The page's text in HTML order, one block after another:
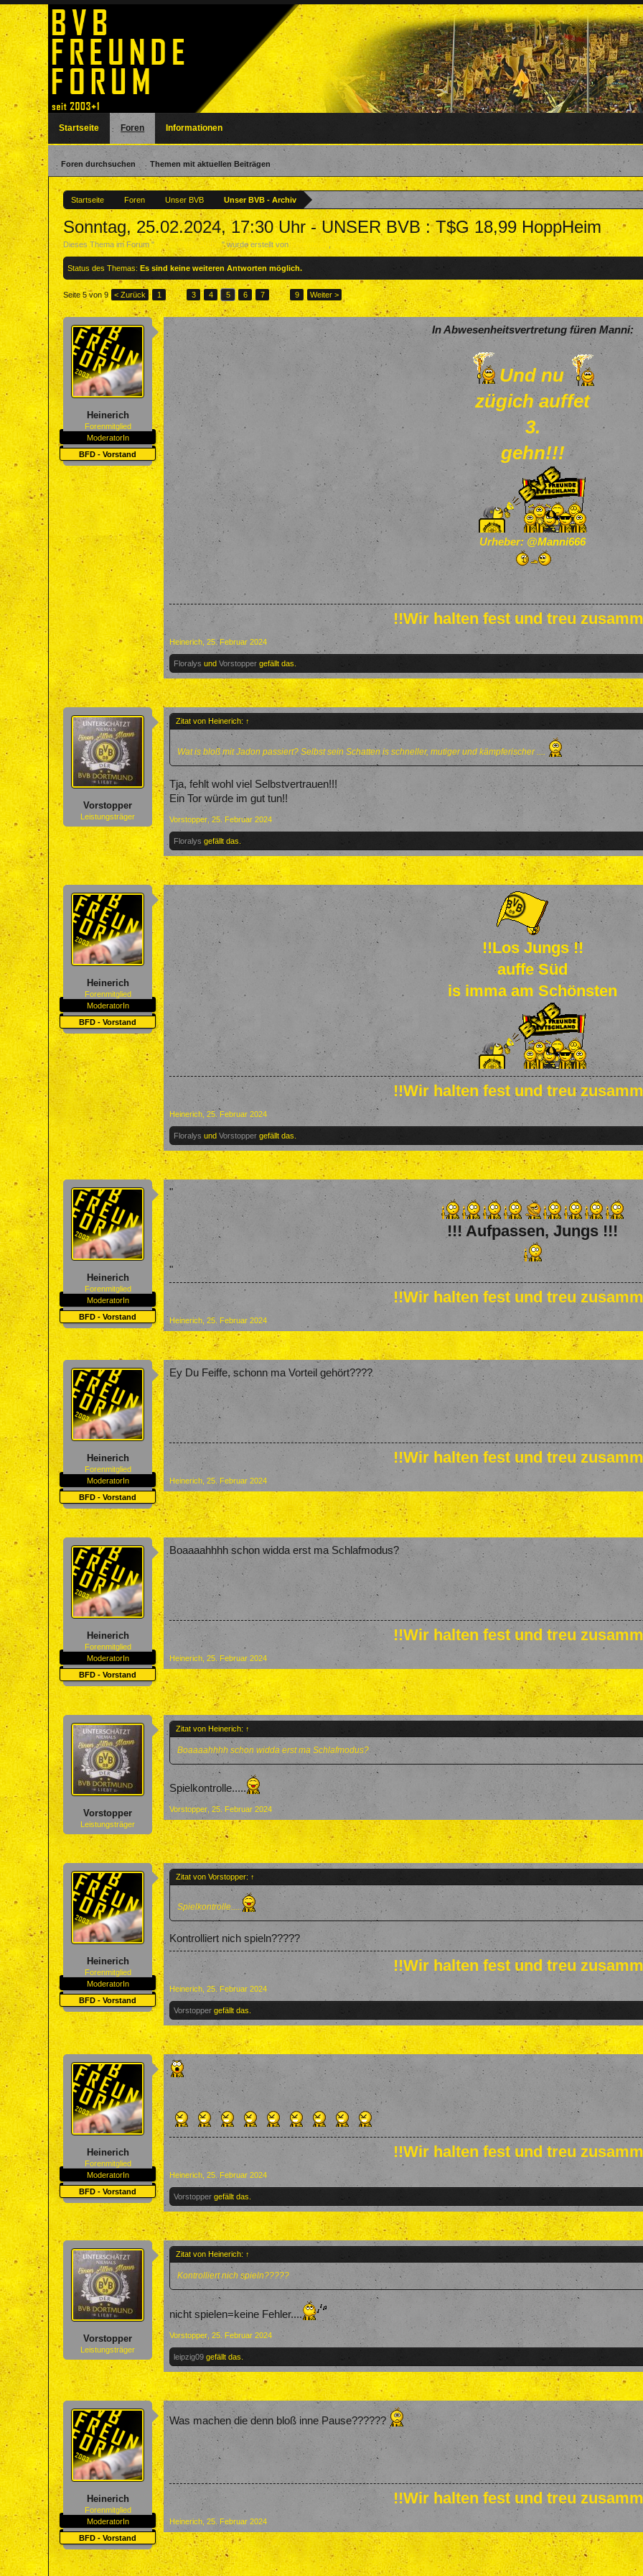
Startseite Foren Unser BVB Unser BVB - Archiv
Sonntag, 25.02.2024, 17:30 Uhr - UNSER BVB : T$G 18,99 HoppHeim
Dieses Thema im Forum "Unser BVB - Archiv" wurde erstellt vonForenteam 12. Februar 2024.
Status des Themas: Es sind keine weiteren Antworten möglich.
Seite 5 von 9 < Zurück 1 ← 3 4 5 6 7 → 9 Weiter >
Heinerich
Forenmitglied
ModeratorIn
BFD - Vorstand
In Abwesenheitsvertretung füren Manni:
Und nu
zügich auffet
3.
gehn!!!
Urheber: @Manni666
!!Wir halten fest und treu
Heinerich 25. Februar 2024
Floralys undVorstopper gefällt das.
Vorstopper
Leistungsträger
Zitat von Heinerich: ↑
Wat is bloß mit Jadon passiert? Selbst sein Schatten is schneller, mutiger und kämpferischer ....
Tja, fehlt wohl viel Selbstvertrauen!!!
Ein Tor würde im gut tun!!
Vorstopper 25. Februar 2024
Floralys gefällt das.
Heinerich
Forenmitglied
ModeratorIn
BFD - Vorstand
!!Los Jungs !!
auffe Süd
is imma am Schönsten
!!Wir halten fest und treu
Heinerich 25. Februar 2024
Floralys undVorstopper gefällt das.
Heinerich
Forenmitglied
ModeratorIn
BFD - Vorstand
"
!!! Aufpassen, Jungs !!!
"
!!Wir halten fest und treu
Heinerich 25. Februar 2024
Heinerich
Forenmitglied
ModeratorIn
BFD - Vorstand
Ey Du Feiffe, schonn ma Vorteil gehört????
!!Wir halten fest und treu
Heinerich 25. Februar 2024
Heinerich
Forenmitglied
ModeratorIn
BFD - Vorstand
Boaaaahhhh schon widda erst ma Schlafmodus?
!!Wir halten fest und treu
Heinerich 25. Februar 2024
Vorstopper
Leistungsträger
Zitat von Heinerich: ↑
Boaaaahhhh schon widda erst ma Schlafmodus?
Spielkontrolle.....
Vorstopper 25. Februar 2024
Heinerich
Forenmitglied
ModeratorIn
BFD - Vorstand
Zitat von Vorstopper: ↑
Spielkontrolle.....
Kontrolliert nich spieln?????
!!Wir halten fest und treu
Heinerich 25. Februar 2024
Vorstopper gefällt das.
Heinerich
Forenmitglied
ModeratorIn
BFD - Vorstand
!!Wir halten fest und treu
Heinerich 25. Februar 2024
Vorstopper gefällt das.
Vorstopper
Leistungsträger
Zitat von Heinerich: ↑
Kontrolliert nich spieln?????
nicht spielen=keine Fehler....
Vorstopper 25. Februar 2024
leipzig09 gefällt das.
Heinerich
Forenmitglied
ModeratorIn
BFD - Vorstand
Was machen die denn bloß inne Pause??????
!!Wir halten fest und treu
Heinerich 25. Februar 2024
Startseite Foren
Foren durchsuchen Themen mit aktuellen Beiträgen
Informationen